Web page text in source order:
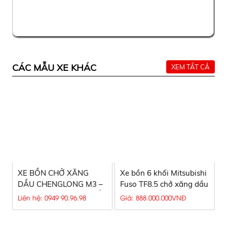
CÁC MẪU XE KHÁC XEM TẤT CẢ
XE BỒN CHỞ XĂNG
DẦU CHENGLONG M3 –
GIẢI PHÁP VẬN CHUYỂN
Liên hệ: 0949 90.96.98
Xe bồn 6 khối Mitsubishi
Fuso TF8.5 chở xăng dầu
Giá: 888.000.000VNĐ